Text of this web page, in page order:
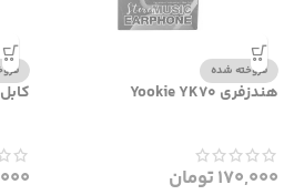
فروخته شده
هندزفری Yookie YK70
170,000تومان
کابل Kakusiga KSC-970 تایپ سی